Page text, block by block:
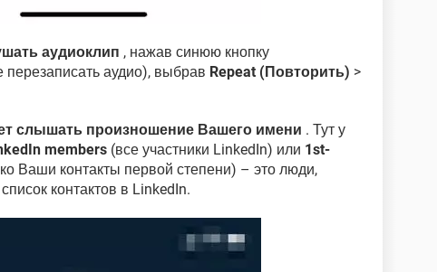
аудиоклип , нажав синюю кнопку
аудио), выбрав Repeat (Повторить) >
слышать произношение Вашего имени . Тут у
members (все участники LinkedIn) или 1st-
Ваши контакты первой степени) – это люди,
контактов в LinkedIn.